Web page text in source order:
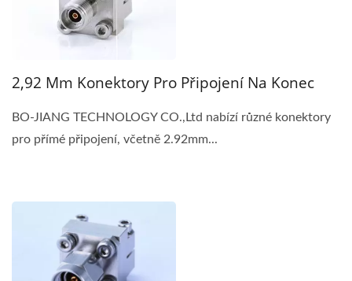
2,92 Mm Konektory Pro Připojení Na Konec
BO-JIANG TECHNOLOGY CO.,Ltd nabízí různé konektory
pro přímé připojení, včetně 2.92mm...